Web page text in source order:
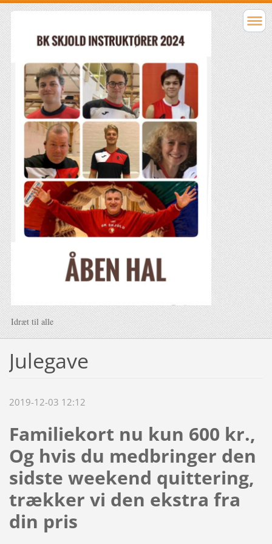
Idræt til alle
Julegave
2019-12-03 12:12
Familiekort nu kun 600 kr.,
Og hvis du medbringer den
sidste weekend quittering,
trækker vi den ekstra fra
din pris